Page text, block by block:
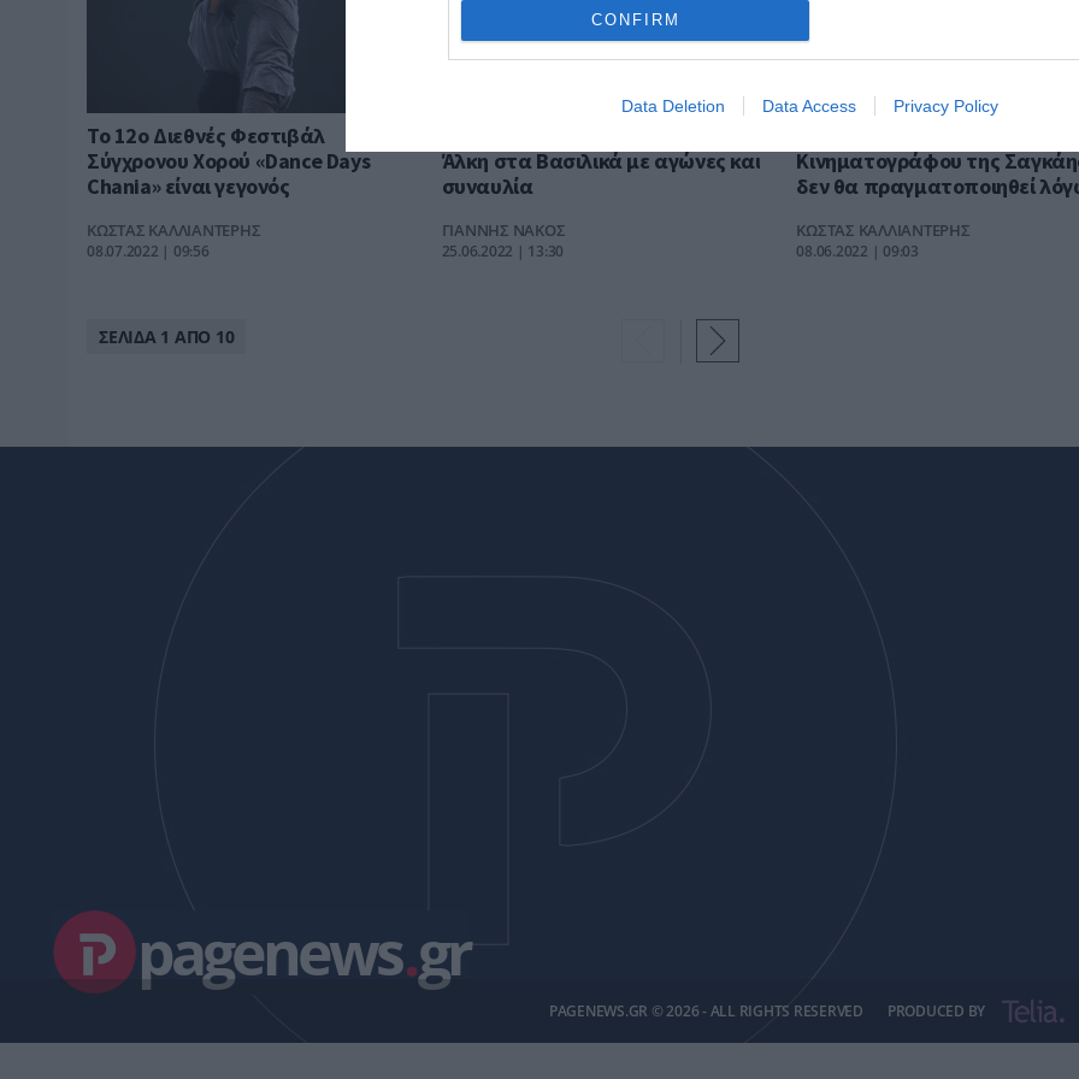
CONFIRM
Data Deletion Data Access Privacy Policy
Το 12ο Διεθνές Φεστιβάλ
Σύγχρονου Χορού «Dance Days
Chania» είναι γεγονός
ΚΩΣΤΑΣ ΚΑΛΛΙΑΝΤΕΡΗΣ
08.07.2022 | 09:56
Άλκη στα Βασιλικά με αγώνες και
συναυλία
ΓΙΑΝΝΗΣ ΝΑΚΟΣ
25.06.2022 | 13:30
Κινηματογράφου της
δεν θα πραγματοποιηθεί
ΚΩΣΤΑΣ ΚΑΛΛΙΑΝΤΕΡΗΣ
08.06.2022 | 09:03
ΣΕΛΙΔΑ 1 ΑΠΟ 10
pagenews.gr
PAGENEWS.GR © 2026 - ALL RIGHTS RESERVED PRODUCED BY